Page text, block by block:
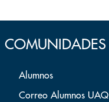
COMUNIDADES
Alumnos
Correo Alumnos UAQ